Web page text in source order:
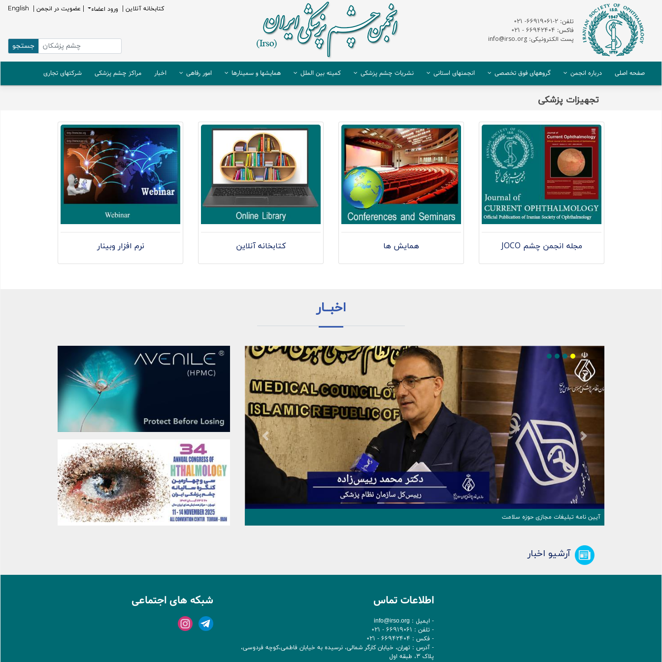
تلفن: 2-66919061- 021
فاکس: 66942404 - 021
پست الکترونیکی: info@irso.org
كتابخانه آنلاين | ورود اعضاء | عضویت در انجمن | English
صفحه اصلی درباره انجمن گروههای فوق تخصصی انجمنهای استانی نشریات چشم پزشکی کمیته بین الملل همایشها و سمینارها امور رفاهی اخبار مراکز چشم پزشکی شرکتهای تجاری
تجهیزات پزشکی
مجله انجمن چشم JOCO همایش ها کتابخانه آنلاین نرم افزار وبینار
اخبــار
آیین نامه تبلیغات مجازی حوزه سلامت
Previous Next
آرشیو اخبار
اطلاعات تماس
- ایمیل : info@irso.org
- تلفن : 66919061 - 021
- فکس : 66942404 - 021
- آدرس : تهران، خيابان کارگر شمالی، نرسيده به خيابان فاطمی،کوچه فردوسی،
پلاک 3، طبقه اول
شبکه های اجتماعی